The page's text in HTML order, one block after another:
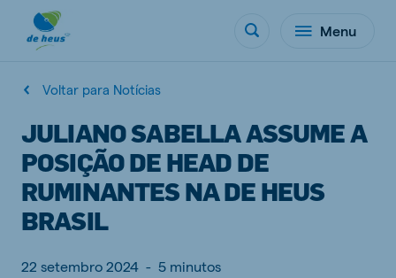
Menu
Voltar para Notícias
JULIANO SABELLA ASSUME A
POSIÇÃO DE HEAD DE
RUMINANTES NA DE HEUS
BRASIL
22 setembro 2024 - 5 minutos